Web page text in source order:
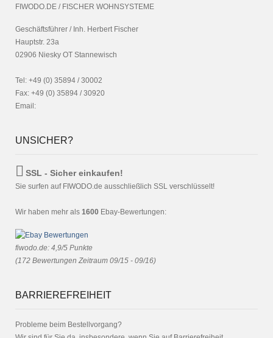
FIWODO.DE / FISCHER WOHNSYSTEME
Geschäftsführer / Inh. Herbert Fischer
Hauptstr. 23a
02906 Niesky OT Stannewisch
Tel: +49 (0) 35894 / 30002
Fax: +49 (0) 35894 / 30920
Email:
UNSICHER?
SSL - Sicher einkaufen!
Sie surfen auf FIWODO.de ausschließlich SSL verschlüsselt!
Wir haben mehr als 1600 Ebay-Bewertungen:
fiwodo.de: 4,9/5 Punkte
(172 Bewertungen Zeitraum 09/15 - 09/16)
BARRIEREFREIHEIT
Probleme beim Bestellvorgang?